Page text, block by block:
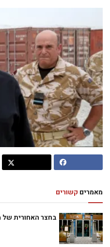
מאמרים קשורים
בחצר האחורית של